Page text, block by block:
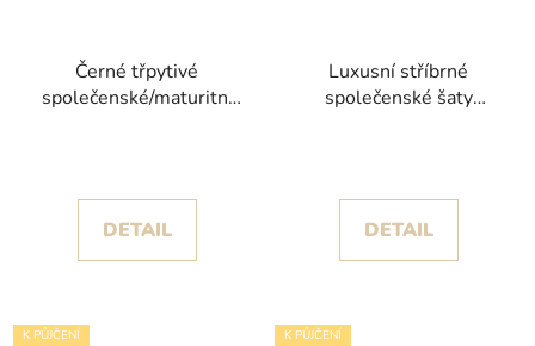
Černé třpytivé
společenské/maturitní
DETAIL
Luxusní stříbrné
společenské šaty
DETAIL
K PŮJČENÍ K PŮJČENÍ